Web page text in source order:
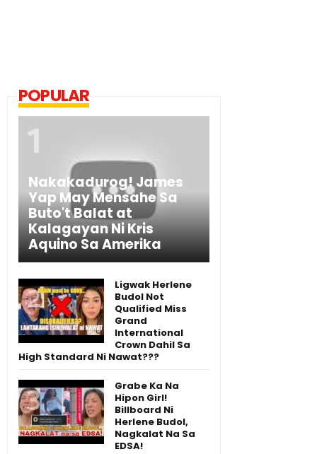
POPULAR
Nakakadurog! James
Yap May Mensahe Sa
Buto't Balat at
Kalagayan Ni Kris
Aquino Sa Amerika
Ligwak Herlene
Budol Not
Qualified Miss
Grand
International
Crown Dahil Sa
High Standard Ni Nawat???
Grabe Ka Na
Hipon Girl!
Billboard Ni
Herlene Budol,
Nagkalat Na Sa
EDSA!